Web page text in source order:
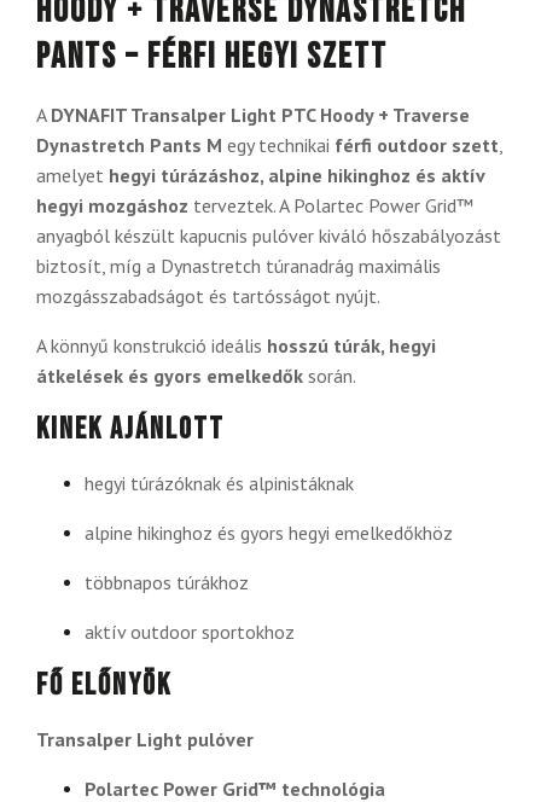
Hoody + Traverse Dynastretch
Pants – férfi hegyi szett
A DYNAFIT Transalper Light PTC Hoody + Traverse
Dynastretch Pants M egy technikai férfi outdoor szett
amelyet hegyi túrázáshoz, alpine hikinghoz és aktív
hegyi mozgáshoz terveztek. A Polartec Power Grid™
anyagból készült kapucnis pulóver kiváló hőszabályozást
biztosít, míg a Dynastretch túranadrág maximális
mozgásszabadságot és tartósságot nyújt.
A könnyű konstrukció ideális hosszú túrák, hegyi
átkelések és gyors emelkedők során.
Kinek ajánlott
hegyi túrázóknak és alpinistáknak
alpine hikinghoz és gyors hegyi emelkedőkhöz
többnapos túrákhoz
aktív outdoor sportokhoz
Fő előnyök
Transalper Light pulóver
Polartec Power Grid™ technológia